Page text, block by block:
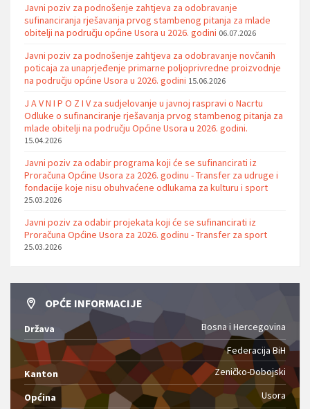
Javni poziv za podnošenje zahtjeva za odobravanje
sufinanciranja rješavanja prvog stambenog pitanja za mlade
obitelji na području općine Usora u 2026. godini 06.07.2026
Javni poziv za podnošenje zahtjeva za odobravanje novčanih
poticaja za unaprjeđenje primarne poljoprivredne proizvodnje
na području općine Usora u 2026. godini 15.06.2026
J A V N I P O Z I V za sudjelovanje u javnoj raspravi o Nacrtu
Odluke o sufinanciranje rješavanja prvog stambenog pitanja za
mlade obitelji na području Općine Usora u 2026. godini.
15.04.2026
Javni poziv za odabir programa koji će se sufinancirati iz
Proračuna Općine Usora za 2026. godinu - Transfer za udruge i
fondacije koje nisu obuhvaćene odlukama za kulturu i sport
25.03.2026
Javni poziv za odabir projekata koji će se sufinancirati iz
Proračuna Općine Usora za 2026. godinu - Transfer za sport
25.03.2026
OPĆE INFORMACIJE
Država
Bosna i Hercegovina
Federacija BiH
Kanton
Zeničko-Dobojski
Općina Usora